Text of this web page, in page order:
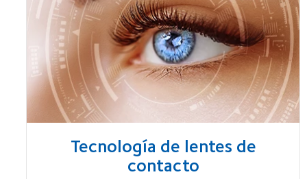
Tecnología de lentes de
contacto